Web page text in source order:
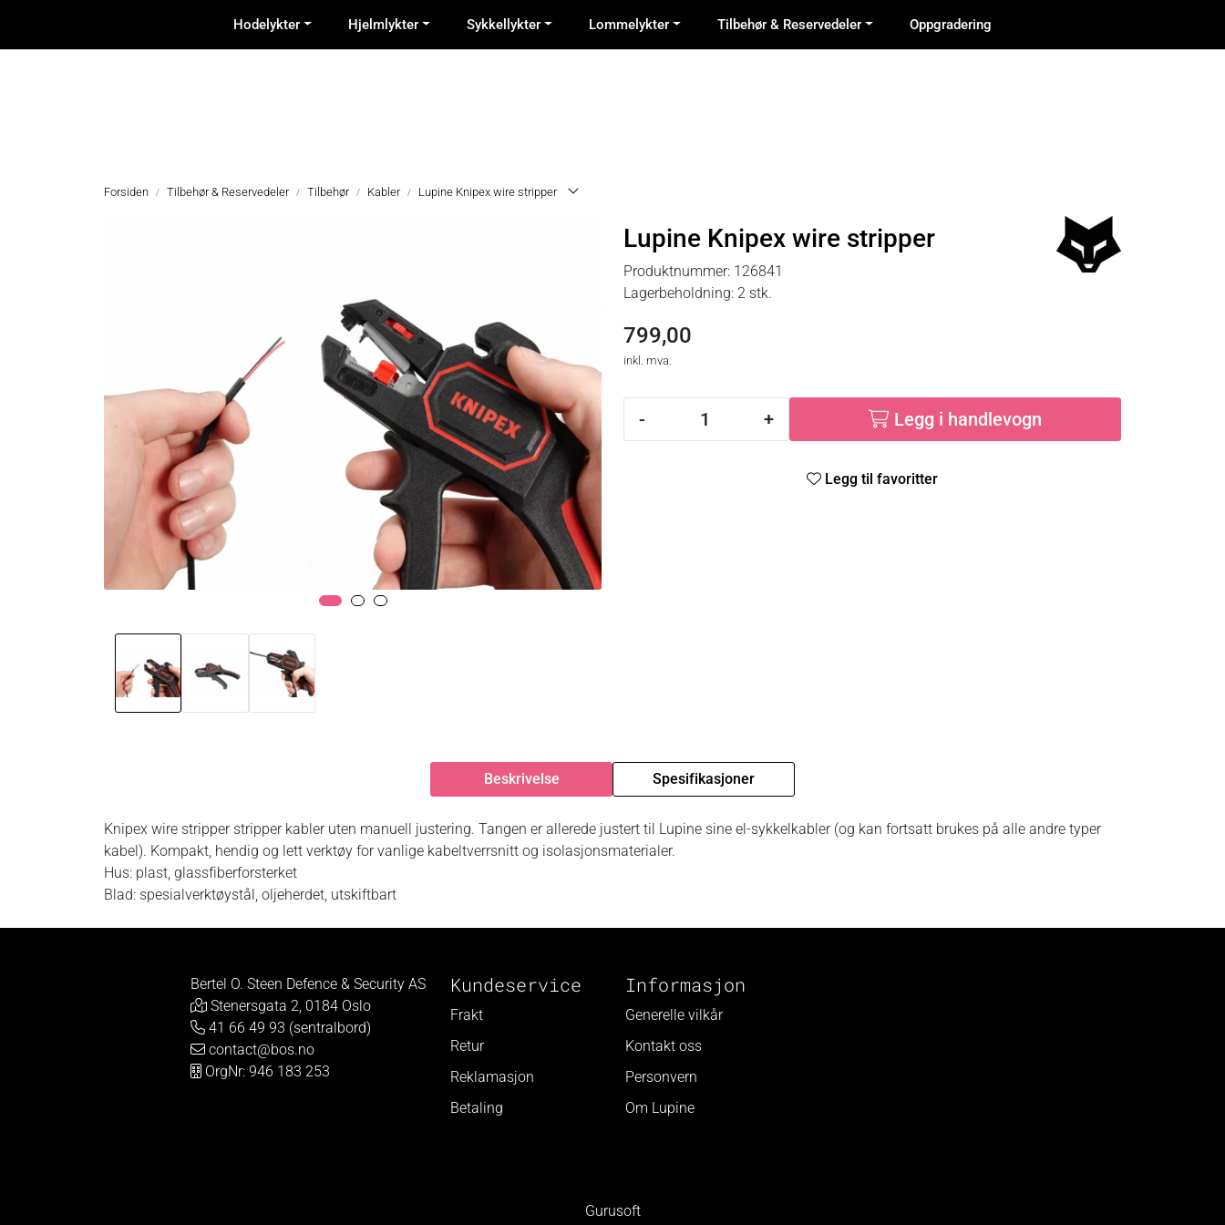
Infosenter Favoritter
Hodelykter Hjelmlykter Sykkellykter Lommelykter Tilbehør & Reservedeler Oppgradering
Forsiden Tilbehør & Reservedeler Tilbehør Kabler Lupine Knipex wire stripper
Lupine Knipex wire stripper
Produktnummer: 126841
Lagerbeholdning: 2 stk.
799,00
inkl. mva.
- + Legg i handlevogn
Legg til favoritter
Beskrivelse Spesifikasjoner
Knipex wire stripper stripper kabler uten manuell justering. Tangen er allerede justert til Lupine sine el-sykkelkabler (og kan fortsatt brukes på alle andre typer
kabel). Kompakt, hendig og lett verktøy for vanlige kabeltverrsnitt og isolasjonsmaterialer.
Hus: plast, glassfiberforsterket
Blad: spesialverktøystål, oljeherdet, utskiftbart
Bertel O. Steen Defence & Security AS
Stenersgata 2, 0184 Oslo
41 66 49 93 (sentralbord)
contact@bos.no
OrgNr: 946 183 253
Kundeservice
Frakt
Retur
Reklamasjon
Betaling
Informasjon
Generelle vilkår
Kontakt oss
Personvern
Om Lupine
Gurusoft